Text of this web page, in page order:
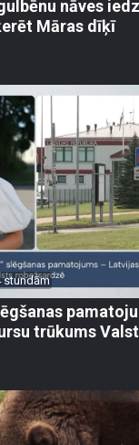
nāves
Māras dīķī
stundām
trūkums